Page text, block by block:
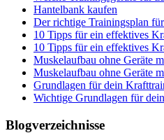
Hantelbank kaufen
Der richtige Trainingsplan
10 Tipps für ein effektives
10 Tipps für ein effektives
Muskelaufbau ohne Geräte
Muskelaufbau ohne Geräte
Grundlagen für dein
Wichtige Grundlagen für
Blogverzeichnisse